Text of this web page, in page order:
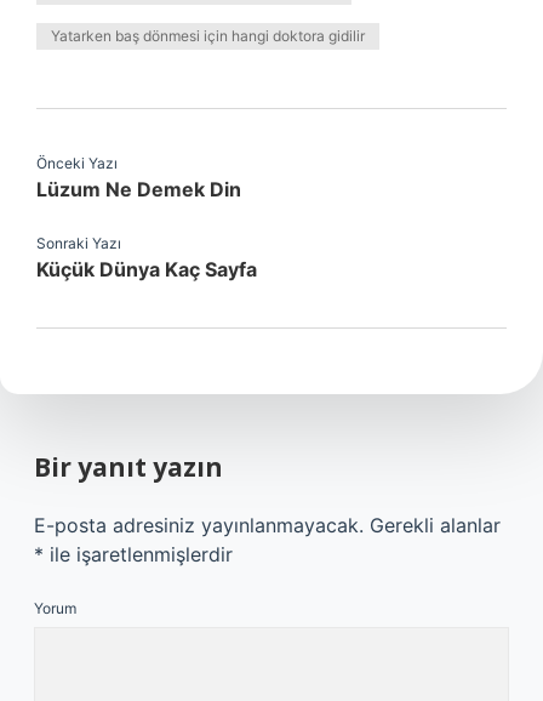
Yatarken baş dönmesi için hangi doktora gidilir
Önceki Yazı
Lüzum Ne Demek Din
Sonraki Yazı
Küçük Dünya Kaç Sayfa
Bir yanıt yazın
E-posta adresiniz yayınlanmayacak. Gerekli alanlar
* ile işaretlenmişlerdir
Yorum